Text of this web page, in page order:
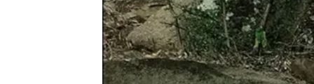
Tamara Vučić je završilaFilološki fakultet, a
dodatno doprinosi njenom javnom profilu.